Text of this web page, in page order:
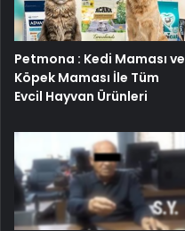
Petmona : Kedi Maması ve
Köpek Maması İle Tüm
Evcil Hayvan Ürünleri